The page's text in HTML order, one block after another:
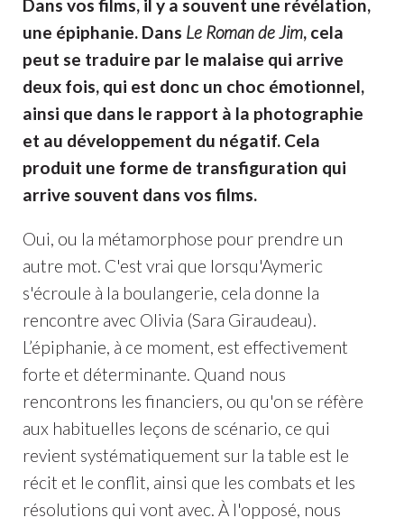
Dans vos films, il y a souvent une révélation,
une épiphanie. Dans Le Roman de Jim, cela
peut se traduire par le malaise qui arrive
deux fois, qui est donc un choc émotionnel,
ainsi que dans le rapport à la photographie
et au développement du négatif. Cela
produit une forme de transfiguration qui
arrive souvent dans vos films.
Oui, ou la métamorphose pour prendre un
autre mot. C'est vrai que lorsqu'Aymeric
s'écroule à la boulangerie, cela donne la
rencontre avec Olivia (Sara Giraudeau).
L’épiphanie, à ce moment, est effectivement
forte et déterminante. Quand nous
rencontrons les financiers, ou qu'on se réfère
aux habituelles leçons de scénario, ce qui
revient systématiquement sur la table est le
récit et le conflit, ainsi que les combats et les
résolutions qui vont avec. À l'opposé, nous